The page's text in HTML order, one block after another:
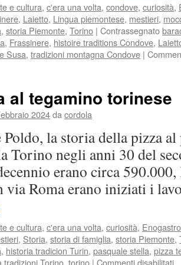
e cultura, c'era una volta, condove, curiosità,
, Laietto, Lingua piemontese, mestieri,
, storia Piemonte, Torino | Contrassegnato
, Frassinere, histoire traditions Condove,
Susa, tradizioni montagna Condove |
al tegamino torinese
2024da cordola
Poldo, la storia della pizza
Torino negli anni 30 del
erano circa 590.000,
via Roma erano iniziati i
e cultura, c'era una volta, curiosità,
, Storia, storia di famiglia, storia Piemonte,
, historia tradicion Turin, pasquale stella, pizza
tradizioni Torino, torino | Commenti disabilitati